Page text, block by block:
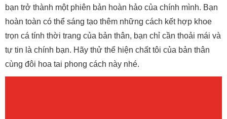
bạn trở thành một phiên bản hoàn hảo của chính mình. Bạn
hoàn toàn có thể sáng tạo thêm những cách kết hợp khoe
trọn cá tính thời trang của bản thân, bạn chỉ cần thoải mái và
tự tin là chính bạn. Hãy thử thể hiện chất tôi của bản thân
cùng đôi hoa tai phong cách này nhé.